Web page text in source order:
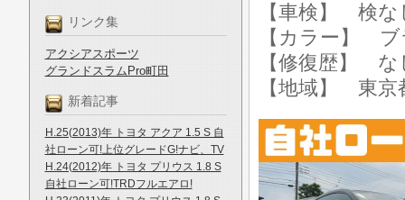
リンク集
アクシアスポーツ
グランドスラムPro町田
新着記事
H.25(2013)年 トヨタ アクア 1.5 S 自
社ローン可!上位グレードG!ナビ、TV
H.24(2012)年 トヨタ プリウス 1.8 S
自社ローン可!TRDフルエアロ!
【車検】 検な
【カラー】
【修復歴】 な
【地域】 東京